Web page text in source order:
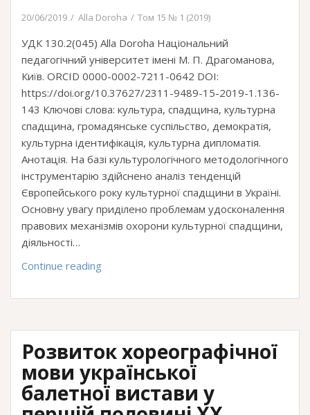
20/06/2019 Alla Doroha Том 15 № 1 (2019)
УДК 130.2(045) Alla Doroha Національний
педагогічний університет імені М. П. Драгоманова,
Київ. ORCID 0000-0002-7211-0642 DOI:
https://doi.org/10.37627/2311-9489-15-2019-1.136-
143 Ключові слова: культура, спадщина, культурна
спадщина, громадянське суспільство, демократія,
культурна ідентифікація, культурна дипломатія.
Анотація. На базі культурологічного методологічного
інструментарію здійснено аналіз тенденцій
Європейського року культурної спадщини в Україні.
Основну увагу приділено проблемам удосконалення
правових механізмів охорони культурної спадщини,
діяльності…
Continue reading
культурної
в
Україні:
культурологічна
аналітика
тенденцій
Розвиток хореографічної
мови української
балетної вистави у